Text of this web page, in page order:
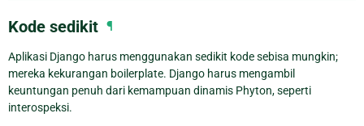
Kode sedikit ¶
Aplikasi Django harus menggunakan sedikit kode sebisa mungkin;
mereka kekurangan boilerplate. Django harus mengambil
keuntungan penuh dari kemampuan dinamis Phyton, seperti
interospeksi.